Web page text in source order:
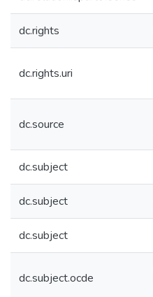
dc.rights
dc.rights.uri
dc.source
dc.subject
dc.subject
dc.subject
dc.subject.ocde